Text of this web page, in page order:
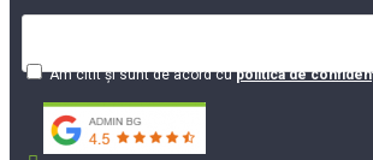
Am citit şi sunt de acord cupolitica de